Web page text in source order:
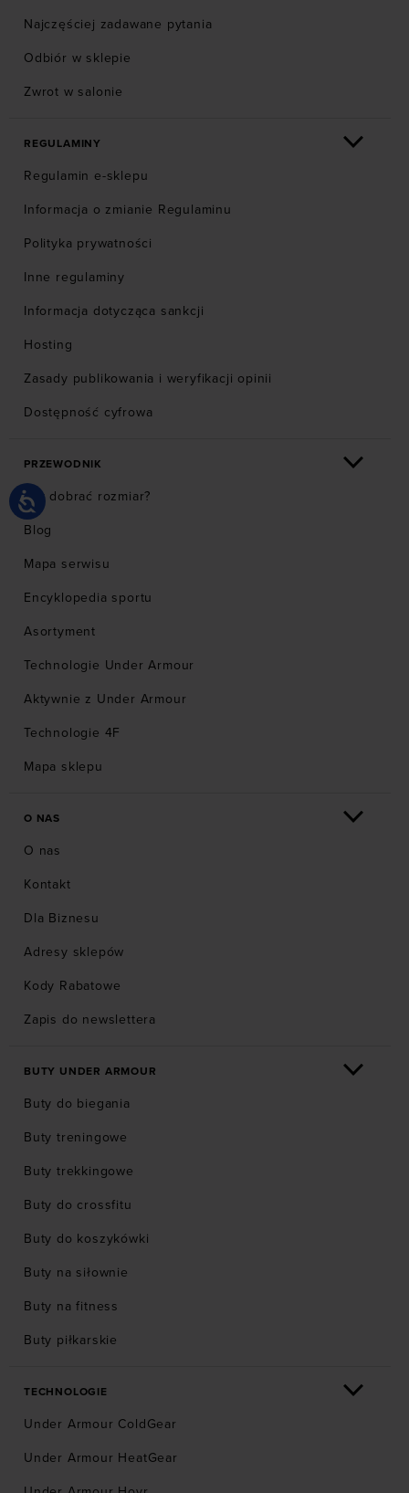
Najczęściej zadawane pytania
Odbiór w sklepie
Zwrot w salonie
REGULAMINY
Regulamin e-sklepu
Informacja o zmianie Regulaminu
Polityka prywatności
Inne regulaminy
Informacja dotycząca sankcji
Hosting
Zasady publikowania i weryfikacji opinii
Dostępność cyfrowa
PRZEWODNIK
Jak dobrać rozmiar?
Blog
Mapa serwisu
Encyklopedia sportu
Asortyment
Technologie Under Armour
Aktywnie z Under Armour
Technologie 4F
Mapa sklepu
O NAS
O nas
Kontakt
Dla Biznesu
Adresy sklepów
Kody Rabatowe
Zapis do newslettera
BUTY UNDER ARMOUR
Buty do biegania
Buty treningowe
Buty trekkingowe
Buty do crossfitu
Buty do koszykówki
Buty na siłownie
Buty na fitness
Buty piłkarskie
TECHNOLOGIE
Under Armour ColdGear
Under Armour HeatGear